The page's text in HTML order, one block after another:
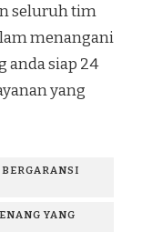
seluruh tim
menangani
anda siap 24
yang
YANG